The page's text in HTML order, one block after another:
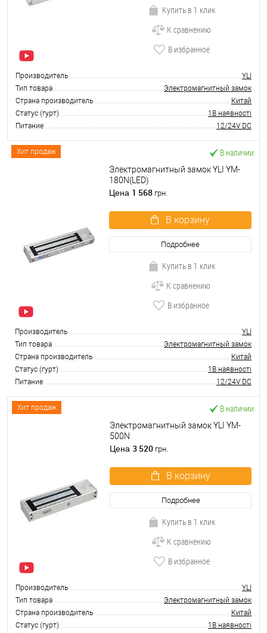
Купить в 1 клик
К сравнению
В избранное
Производитель
YLI
Тип товара
Электромагнитный замок
Страна производитель
Китай
Статус (гурт)
1В наявності
Питание
12/24V DC
Хит продаж В наличии
Электромагнитный замок YLI YM-
180N(LED)
Цена 1 568 грн.
В корзину
Подробнее
Купить в 1 клик
К сравнению
В избранное
Производитель
YLI
Тип товара
Электромагнитный замок
Страна производитель
Китай
Статус (гурт)
1В наявності
Питание
12/24V DC
Хит продаж В наличии
Электромагнитный замок YLI YM-
500N
Цена 3 520 грн.
В корзину
Подробнее
Купить в 1 клик
К сравнению
В избранное
Производитель
YLI
Тип товара
Электромагнитный замок
Страна производитель
Китай
Статус (гурт)
1В наявності